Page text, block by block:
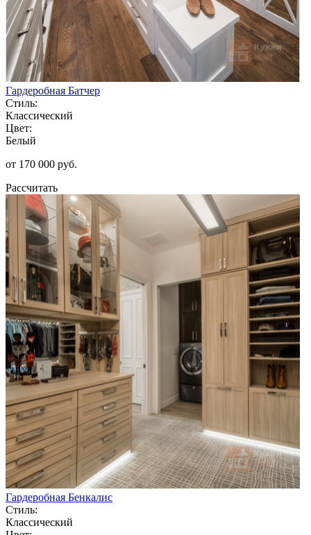
Гардеробная Батчер
Стиль:
Классический
Цвет:
Белый
от 170 000 руб.
Рассчитать
Гардеробная Бенкалис
Стиль:
Классический